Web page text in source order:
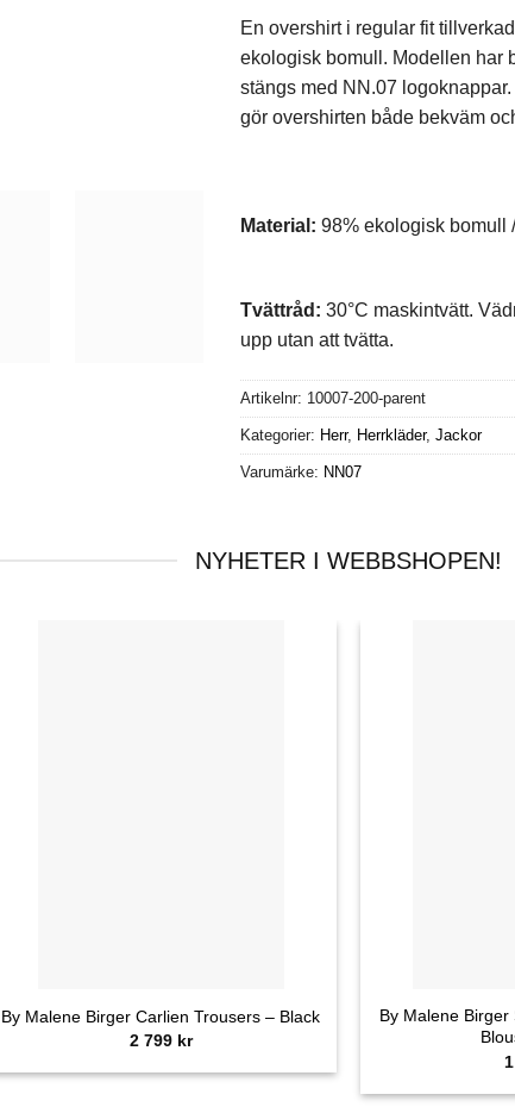
En overshirt i regular fit
ekologisk bomull. Modellen har
stängs med NN.07
gör overshirten både bekväm
Material: 98% ekologisk bomull
Tvättråd: 30°C maskintvätt.
upp utan att tvätta.
Artikelnr: 10007-200-parent
Kategorier: Herr, Herrkläder,Jackor
Varumärke: NN07
NYHETER I WEBBSHOPEN!
By Malene Birger Carlien Trousers – Black
2 799 kr
By Malene